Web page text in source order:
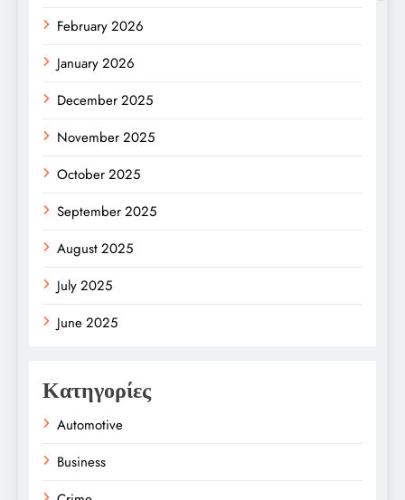
February 2026
January 2026
December 2025
November 2025
October 2025
September 2025
August 2025
July 2025
June 2025
Κατηγορίες
Automotive
Business